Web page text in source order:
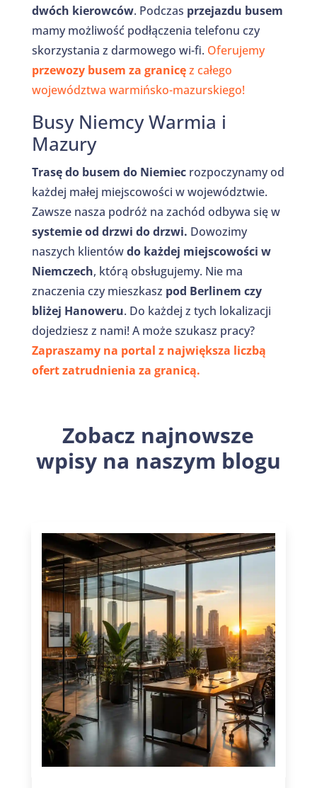
dwóch kierowców. Podczas przejazdu busem
mamy możliwość podłączenia telefonu czy
skorzystania z darmowego wi-fi. Oferujemy
przewozy busem za granicęz całego
województwa warmińsko-mazurskiego!
Busy Niemcy Warmia i
Mazury
Trasę do busem do Niemiec rozpoczynamy od
każdej małej miejscowości w województwie.
Zawsze nasza podróż na zachód odbywa się w
systemie od drzwi do drzwi. Dowozimy
naszych klientówdo każdej miejscowości w
Niemczech, którą obsługujemy. Nie ma
znaczenia czy mieszkasz pod Berlinem czy
bliżej Hanoweru. Do każdej z tych lokalizacji
dojedziesz z nami! A może szukasz pracy?
Zapraszamy na portal z największa liczbą
ofertzatrudnienia za granicą.
Zobacz najnowsze
wpisy na naszym blogu